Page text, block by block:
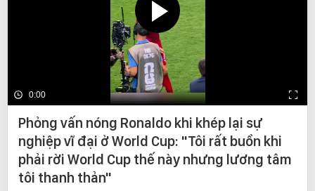
0:00
Phỏng vấn nóng Ronaldo khi khép lại sự
nghiệp vĩ đại ở World Cup: "Tôi rất buồn khi
phải rời World Cup thế này nhưng lương tâm
tôi thanh thản"